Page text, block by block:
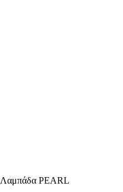
Λαμπάδα PEARL